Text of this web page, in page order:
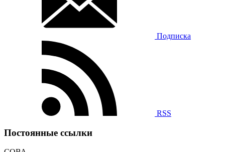
Подписка
RSS
Постоянные ссылки